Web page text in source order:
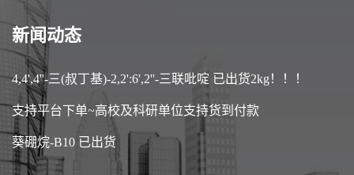
新闻动态
4,4',4''-三(叔丁基)-2,2':6',2''-三联吡啶 已出货2kg！！！
支持平台下单~高校及科研单位支持货到付款
葵硼烷-B10 已出货